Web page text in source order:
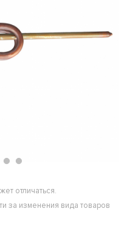
отличаться.
за изменения вида товаров